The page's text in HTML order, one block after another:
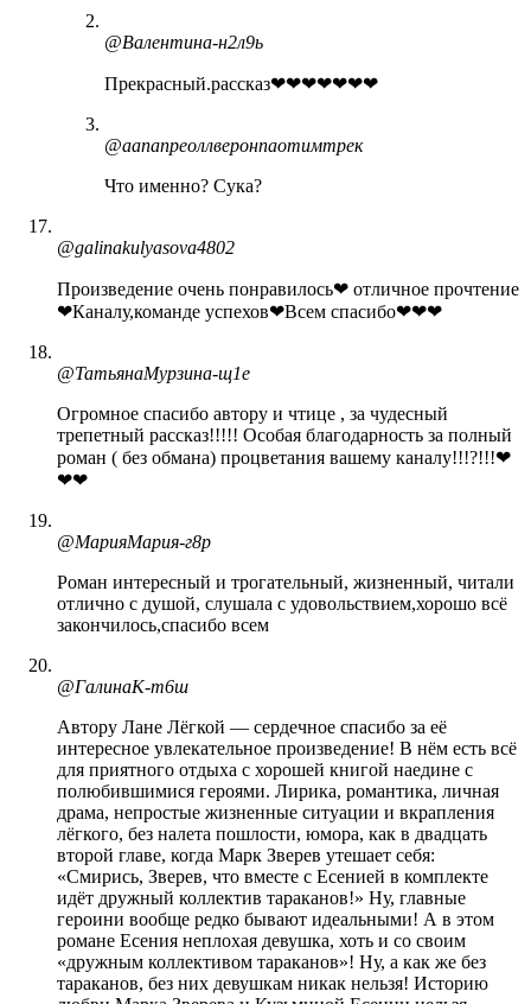
@Валентина-н2л9ь
Прекрасный.рассказ❤❤❤❤❤❤❤
@аапапреоллверонпаотимтрек
Что именно? Сука?
@galinakulyasova4802
Произведение очень понравилось❤ отличное прочтение
❤Каналу,команде успехов❤Всем спасибо❤❤❤
@ТатьянаМурзина-щ1е
Огромное спасибо автору и чтице , за чудесный
трепетный рассказ!!!!! Особая благодарность за полный
роман ( без обмана) процветания вашему каналу!!!?!!!❤
❤❤
@МарияМария-г8р
Роман интересный и трогательный, жизненный, читали
отлично с душой, слушала с удовольствием,хорошо всё
закончилось,спасибо всем
@ГалинаК-т6ш
Автору Лане Лёгкой — сердечное спасибо за её
интересное увлекательное произведение! В нём есть всё
для приятного отдыха с хорошей книгой наедине с
полюбившимися героями. Лирика, романтика, личная
драма, непростые жизненные ситуации и вкрапления
лёгкого, без налета пошлости, юмора, как в двадцать
второй главе, когда Марк Зверев утешает себя:
«Смирись, Зверев, что вместе с Есенией в комплекте
идёт дружный коллектив тараканов!» Ну, главные
героини вообще редко бывают идеальными! А в этом
романе Есения неплохая девушка, хоть и со своим
«дружным коллективом тараканов»! Ну, а как же без
тараканов, без них девушкам никак нельзя! Историю